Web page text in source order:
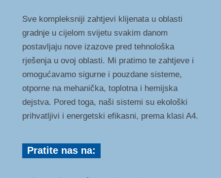
Sve kompleksniji zahtjevi klijenata u oblasti
gradnje u cijelom svijetu svakim danom
postavljaju nove izazove pred tehnološka
rješenja u ovoj oblasti. Mi pratimo te zahtjeve i
omogućavamo sigurne i pouzdane sisteme,
otporne na mehanička, toplotna i hemijska
dejstva. Pored toga, naši sistemi su ekološki
prihvatljivi i energetski efikasni, prema klasi A4.
Pratite nas na: